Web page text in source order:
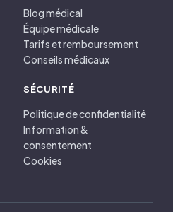
Blog médical
Équipe médicale
Tarifs et remboursement
Conseils médicaux
SÉCURITÉ
Politique de confidentialité
Information &
consentement
Cookies